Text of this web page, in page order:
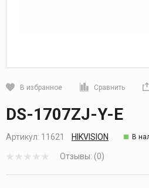
В избранное Сравнить
Кликните, чтобы скопировать
DS-1707ZJ-Y-E
Артикул: 11621 HIKVISION В
Отзывы: (0)